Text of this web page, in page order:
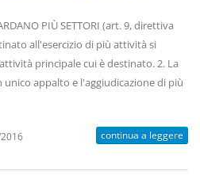
PIÙ SETTORI (art. 9, direttiva
all'esercizio di più attività si
principale cui è destinato. 2. La
appalto e l'aggiudicazione di più
continua a leggere